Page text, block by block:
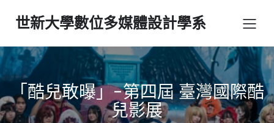
世新大學數位多媒體設計學系
「酷兒敢曝」-第四屆 臺灣國際酷
兒影展